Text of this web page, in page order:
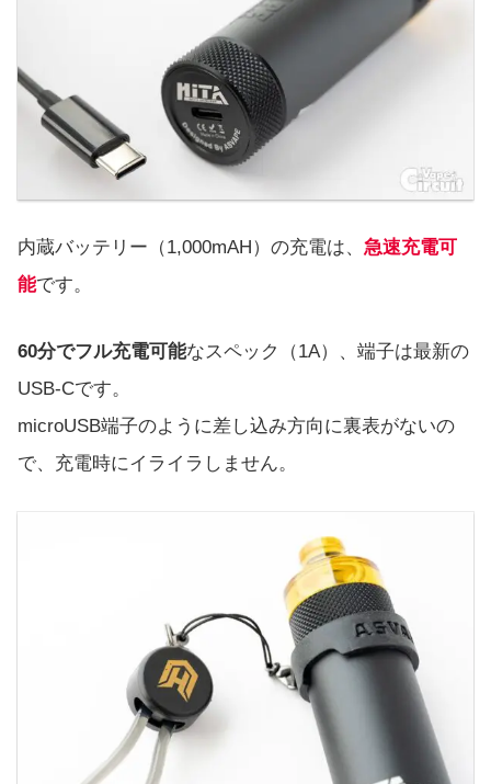
内蔵バッテリー（1,000mAH）の充電は、 急速充電可
能です。
60分でフル充電可能なスペック（1A）、端子は最新の
USB-Cです。
microUSB端子のように差し込み方向に裏表がないの
で、充電時にイライラしません。